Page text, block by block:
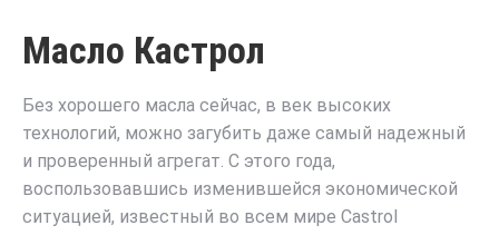
Масло Кастрол
Без хорошего масла сейчас, в век высоких
технологий, можно загубить даже самый надежный
и проверенный агрегат. С этого года,
воспользовавшись изменившейся экономической
ситуацией, известный во всем мире Castrol